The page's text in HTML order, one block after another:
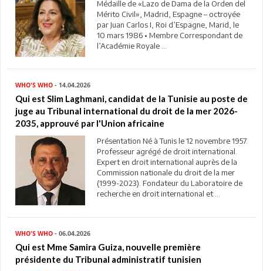
Médaille de «Lazo de Dama de la Orden del
Mérito Civil», Madrid, Espagne – octroyée
par Juan Carlos I, Roi d’Espagne, Marid, le
10 mars 1986 • Membre Correspondant de
l’Académie Royale ...
WHO'S WHO - 14.04.2026
Qui est Slim Laghmani, candidat de la Tunisie au poste de
juge au Tribunal international du droit de la mer 2026-
2035, approuvé par l'Union africaine
Présentation Né à Tunis le 12 novembre 1957.
Professeur agrégé de droit international.
Expert en droit international auprès de la
Commission nationale du droit de la mer
(1999-2023). Fondateur du Laboratoire de
recherche en droit international et ...
WHO'S WHO - 06.04.2026
Qui est Mme Samira Guiza, nouvelle première
présidente du Tribunal administratif tunisien